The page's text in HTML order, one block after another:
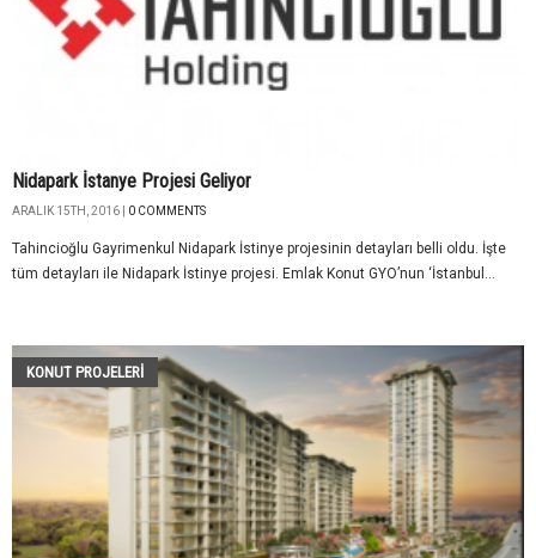
Nidapark İstanye Projesi Geliyor
ARALIK 15TH, 2016 | 0 COMMENTS
Tahincioğlu Gayrimenkul Nidapark İstinye projesinin detayları belli oldu. İşte
tüm detayları ile Nidapark İstinye projesi. Emlak Konut GYO’nun ‘İstanbul...
KONUT PROJELERI